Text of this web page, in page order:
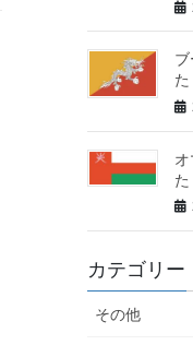
た
た
カテゴリー
その他